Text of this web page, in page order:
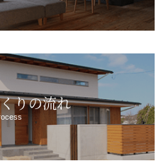
りの流れ